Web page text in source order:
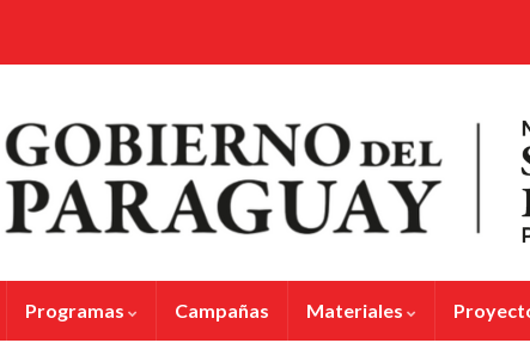
Programas Campañas Materiales